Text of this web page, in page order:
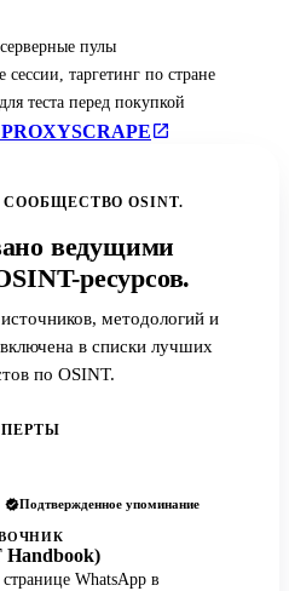
пулы
таргетинг по стране
теста перед покупкой
OSINT.
ведущими
ресурсов.
методологий и
в списки лучших
по OSINT.
Подтвержденное упоминание
Handbook)
WhatsApp в